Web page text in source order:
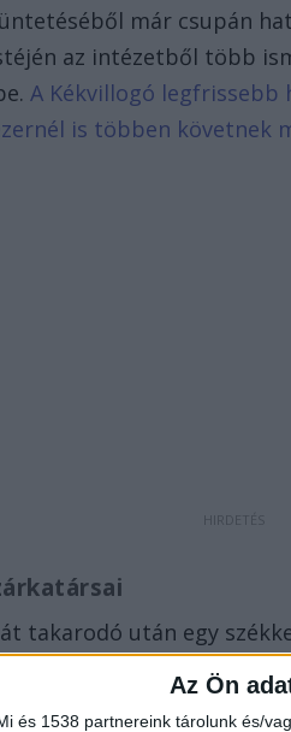
Az Ön
és 1538 partnereink tárolunk és/
már csupán
az intézetből több
A Kékvillogó
is többen követnek
takarodó után egy
a férfi egy „párnacsata”
egy cellában.